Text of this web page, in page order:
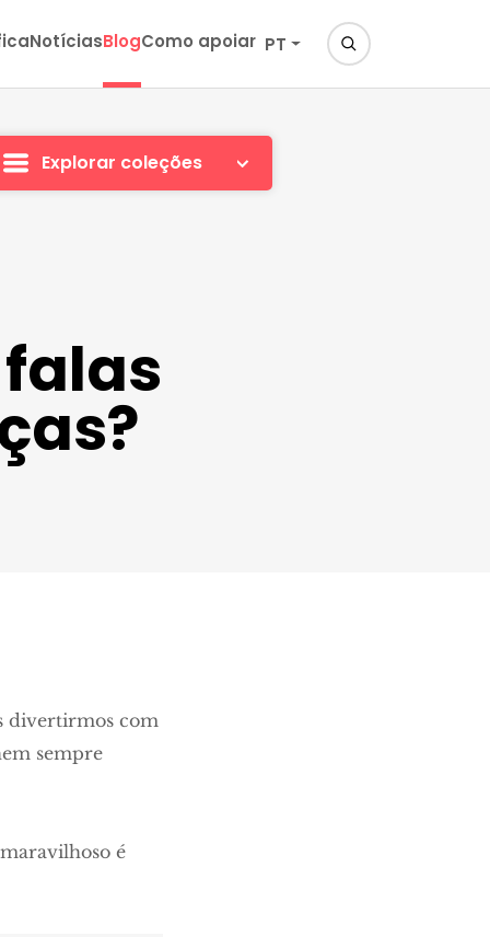
NotíciasBlogComo apoiar PT
Explorar coleções
divertirmos com
sempre
é